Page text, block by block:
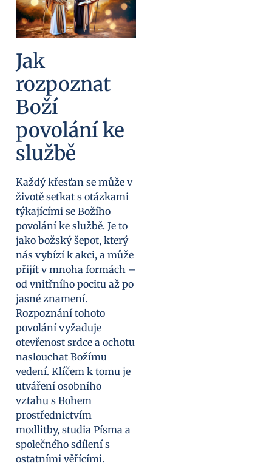
Jak
rozpoznat
Boží
povolání ke
službě
Každý křesťan se může v
životě setkat s otázkami
týkajícími se Božího
povolání ke službě. Je to
jako božský šepot, který
nás vybízí k akci, a může
přijít v mnoha formách –
od vnitřního pocitu až po
jasné znamení.
Rozpoznání tohoto
povolání vyžaduje
otevřenost srdce a ochotu
naslouchat Božímu
vedení. Klíčem k tomu je
utváření osobního
vztahu s Bohem
prostřednictvím
modlitby, studia Písma a
společného sdílení s
ostatními věřícími.